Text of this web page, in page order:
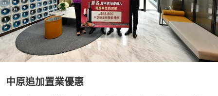
中原追加置業優惠